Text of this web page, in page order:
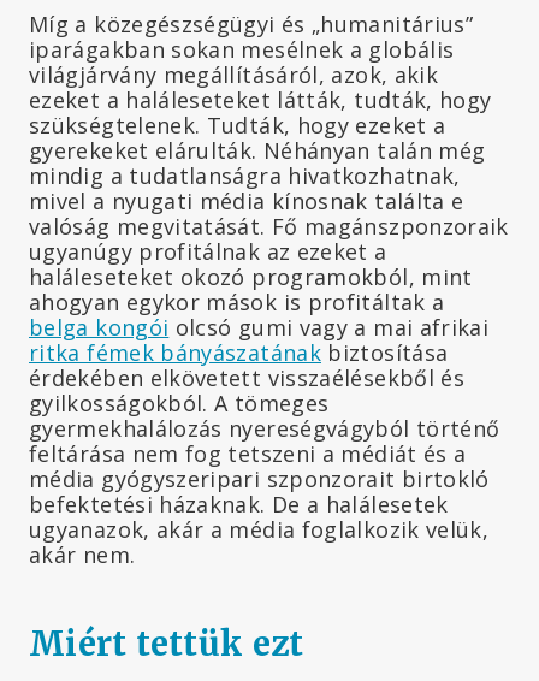
Míg a közegészségügyi és „humanitárius”
iparágakban sokan mesélnek a globális
világjárvány megállításáról, azok, akik
ezeket a haláleseteket látták, tudták, hogy
szükségtelenek. Tudták, hogy ezeket a
gyerekeket elárulták. Néhányan talán még
mindig a tudatlanságra hivatkozhatnak,
mivel a nyugati média kínosnak találta e
valóság megvitatását. Fő magánszponzoraik
ugyanúgy profitálnak az ezeket a
haláleseteket okozó programokból, mint
ahogyan egykor mások is profitáltak a
belga kongói olcsó gumi vagy a mai afrikai
ritka fémek bányászatának biztosítása
érdekében elkövetett visszaélésekből és
gyilkosságokból. A tömeges
gyermekhalálozás nyereségvágyból történő
feltárása nem fog tetszeni a médiát és a
média gyógyszeripari szponzorait birtokló
befektetési házaknak. De a halálesetek
ugyanazok, akár a média foglalkozik velük,
akár nem.
Miért tettük ezt